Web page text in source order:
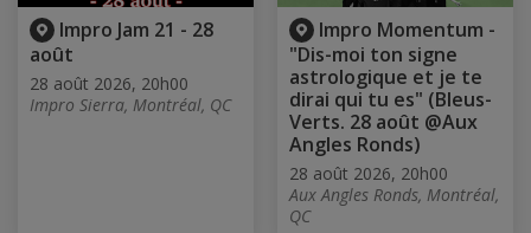
Impro Jam 21 - 28
août
28 août 2026, 20h00
Impro Sierra, Montréal, QC
Impro Momentum -
"Dis-moi ton signe
astrologique et je te
dirai qui tu es" (Bleus-
Verts. 28 août @Aux
Angles Ronds)
28 août 2026, 20h00
Aux Angles Ronds, Montréal,
QC